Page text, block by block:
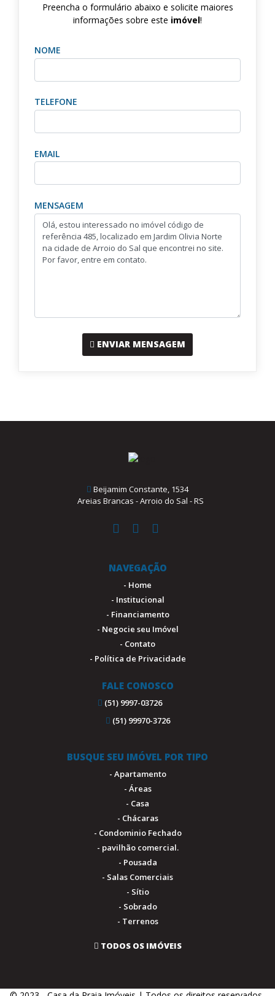
Preencha o formulário abaixo e solicite maiores
informações sobre este imóvel!
NOME
TELEFONE
EMAIL
MENSAGEM
ENVIAR MENSAGEM
Beijamim Constante, 1534
Areias Brancas - Arroio do Sal - RS
NAVEGAÇÃO
- Home
- Institucional
- Financiamento
- Negocie seu Imóvel
- Contato
- Política de Privacidade
FALE CONOSCO
(51) 9997-03726
(51) 99970-3726
BUSQUE SEU IMÓVEL POR TIPO
- Apartamento
- Áreas
- Casa
- Chácaras
- Condominio Fechado
- pavilhão comercial.
- Pousada
- Salas Comerciais
- Sítio
- Sobrado
- Terrenos
TODOS OS IMÓVEIS